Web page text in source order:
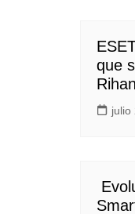
que
julio